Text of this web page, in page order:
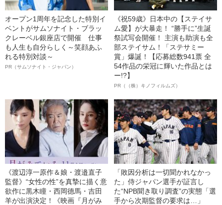
オープン1周年を記念した特別イ
ベントがサムソナイト・ブラッ
クレーベル銀座店で開催 仕事
も人生も自分らしく～笑顔あふ
れる特別対談～
PR（サムソナイト・ジャパン）
《祝59歳》日本中の【ステイサ
ム愛】が大暴走！ “勝手に”生誕
祭試写会開催！ 主演も助演も全
部ステイサム！「ステサミー
賞」爆誕！【応募総数941票 全
54作品の栄冠に輝いた作品とは
ー!?】
PR（（株）キノフィルムズ）
《渡辺淳一原作＆娘・渡邉直子
監督》“女性の性”を真摯に描く意
欲作に黒木瞳・西岡德馬・吉田
羊が出演決定！《映画『月がみ
「敗因分析は一切聞かれなかっ
た」侍ジャパン選手が証言し
た“NPB聞き取り調査”の実態「選
手から次期監督の要求は…」